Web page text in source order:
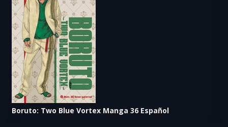
Boruto: Two Blue Vortex Manga 36 Español